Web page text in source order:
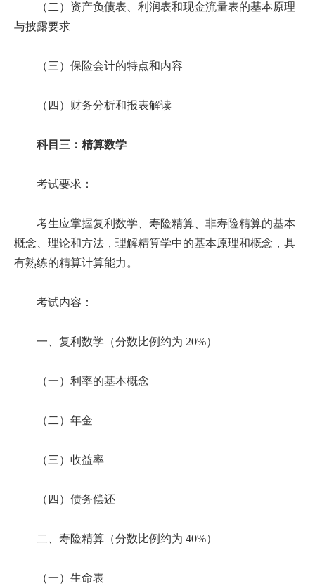
（二）资产负债表、利润表和现金流量表的基本原理
与披露要求
（三）保险会计的特点和内容
（四）财务分析和报表解读
科目三：精算数学
考试要求：
考生应掌握复利数学、寿险精算、非寿险精算的基本
概念、理论和方法，理解精算学中的基本原理和概念，具
有熟练的精算计算能力。
考试内容：
一、复利数学（分数比例约为 20%）
（一）利率的基本概念
（二）年金
（三）收益率
（四）债务偿还
二、寿险精算（分数比例约为 40%）
（一）生命表